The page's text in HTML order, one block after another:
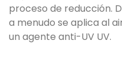
proceso de reducción.
a menudo se aplica al
un agente anti-UV UV.